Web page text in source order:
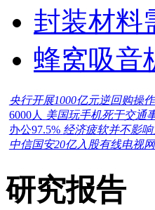
封装材料
蜂窝吸音
央行开展1000亿元逆回购操
6000人 美国玩手机死于交通
办公97.5% 经济疲软并不影
中信国安20亿入股有线电视
研究报告